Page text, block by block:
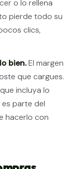
o lo rellena
pierde todo su
clics,
bien.El margen
que cargues.
incluya lo
parte del
hacerlo con